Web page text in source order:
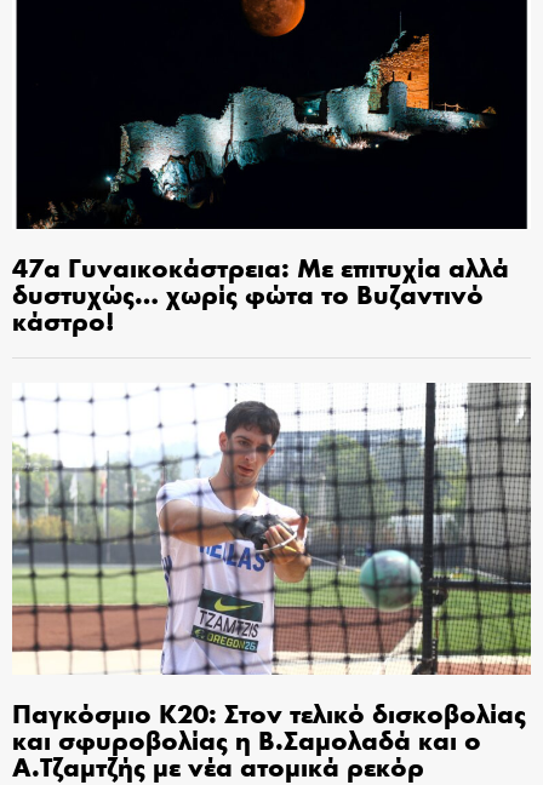
47α Γυναικοκάστρεια: Με επιτυχία αλλά
δυστυχώς… χωρίς φώτα το Βυζαντινό
κάστρο!
Παγκόσμιο Κ20: Στον τελικό δισκοβολίας
και σφυροβολίας η Β.Σαμολαδά και ο
Α.Τζαμτζής με νέα ατομικά ρεκόρ